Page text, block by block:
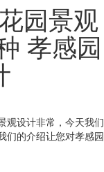
园景观
孝感园
观设计非常，今天我们
们的介绍让您对孝感园